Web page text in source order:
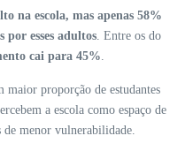
na escola, mas apenas 58%
por esses adultos. Entre os do
cai para 45%.
maior proporção de estudantes
a escola como espaço de
menor vulnerabilidade.